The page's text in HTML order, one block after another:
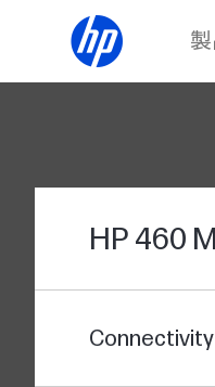
HP 460
Connectivity